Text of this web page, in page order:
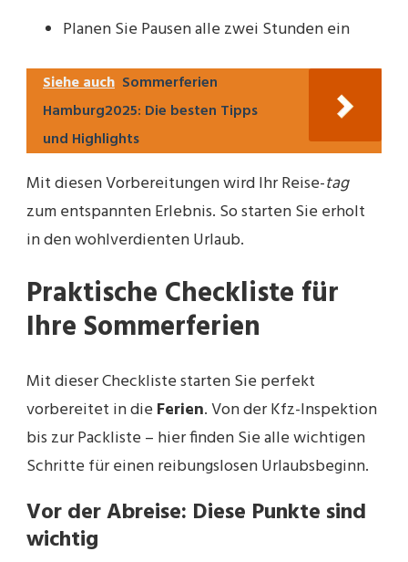
Planen Sie Pausen alle zwei Stunden ein
Siehe auch Sommerferien
Hamburg2025: Die besten Tipps
und Highlights
Mit diesen Vorbereitungen wird Ihr Reise-tag
zum entspannten Erlebnis. So starten Sie erholt
in den wohlverdienten Urlaub.
Praktische Checkliste für
Ihre Sommerferien
Mit dieser Checkliste starten Sie perfekt
vorbereitet in die Ferien. Von der Kfz-Inspektion
bis zur Packliste – hier finden Sie alle wichtigen
Schritte für einen reibungslosen Urlaubsbeginn.
Vor der Abreise: Diese Punkte sind
wichtig